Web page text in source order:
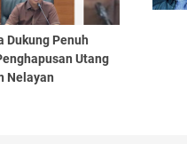
Dukung Penuh
Utang
Nelayan